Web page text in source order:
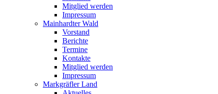
Mitglied werden
Impressum
Mainhardter Wald
Vorstand
Berichte
Termine
Kontakte
Mitglied werden
Impressum
Markgräfler Land